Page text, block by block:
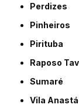
Perdizes
Pinheiros
Pirituba
Raposo
Sumaré
Vila